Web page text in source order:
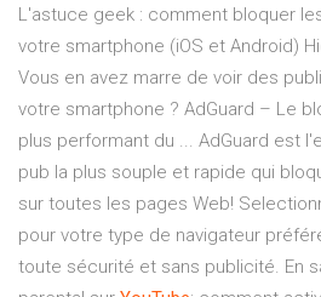
L'astuce geek : comment bloquer
votre smartphone (iOS et Android)
Vous en avez marre de voir des
votre smartphone ? AdGuard – Le
plus performant du ... AdGuard est
pub la plus souple et rapide qui
sur toutes les pages Web!
pour votre type de navigateur
toute sécurité et sans publicité. En